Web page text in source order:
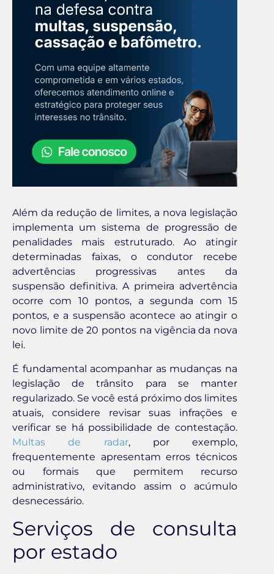
Além da redução de limites, a nova legislação
implementa um sistema de progressão de
penalidades mais estruturado. Ao atingir
determinadas faixas, o condutor recebe
advertências progressivas antes da
suspensão definitiva. A primeira advertência
ocorre com 10 pontos, a segunda com 15
pontos, e a suspensão acontece ao atingir o
novo limite de 20 pontos na vigência da nova
lei.
É fundamental acompanhar as mudanças na
legislação de trânsito para se manter
regularizado. Se você está próximo dos limites
atuais, considere revisar suas infrações e
verificar se há possibilidade de contestação.
Multas de radar, por exemplo,
frequentemente apresentam erros técnicos
ou formais que permitem recurso
administrativo, evitando assim o acúmulo
desnecessário.
Serviços de consulta
por estado